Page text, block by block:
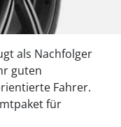
als Nachfolger
guten
Fahrer.
für